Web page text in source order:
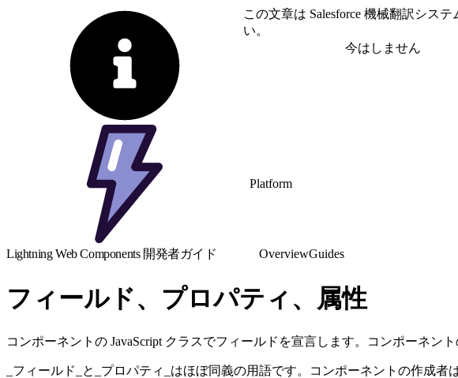
この文章は Salesforce 機械翻訳シス
い。
今はしません
Platform
Lightning Web Components 開発者ガイド OverviewGuides
フィールド、プロパティ、属性
コンポーネントの JavaScript クラスでフィールドを宣言します。コンポーネ
_フィールド_と_プロパティ_はほぼ同義の用語です。コンポーネントの作成